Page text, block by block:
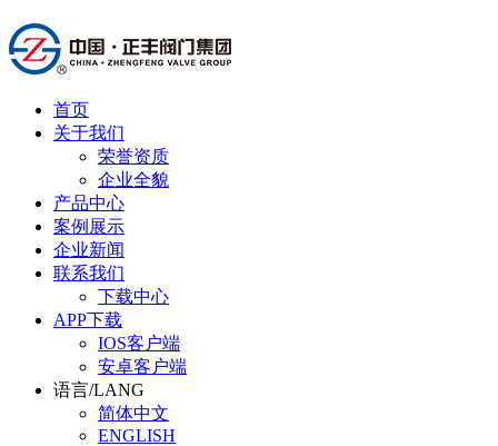
首页
关于我们
荣誉资质
企业全貌
产品中心
案例展示
企业新闻
联系我们
下载中心
APP下载
IOS客户端
安卓客户端
语言/LANG
简体中文
ENGLISH